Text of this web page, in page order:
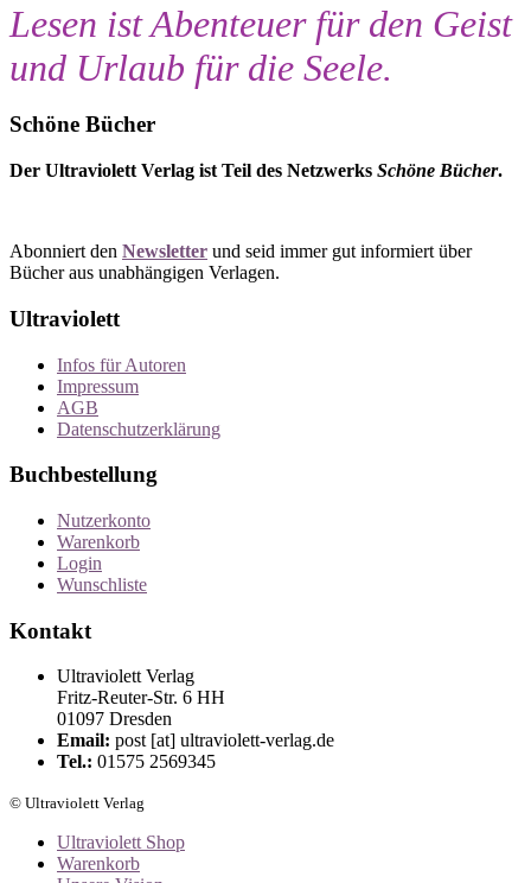
Lesen ist Abenteuer für den Geist
und Urlaub für die Seele.
Schöne Bücher
Der Ultraviolett Verlag ist Teil des Netzwerks Schöne Bücher.
Abonniert den Newsletter und seid immer gut informiert über
Bücher aus unabhängigen Verlagen.
Ultraviolett
Infos für Autoren
Impressum
AGB
Datenschutzerklärung
Buchbestellung
Nutzerkonto
Warenkorb
Login
Wunschliste
Kontakt
Ultraviolett Verlag
Fritz-Reuter-Str. 6 HH
01097 Dresden
Email: post [at] ultraviolett-verlag.de
Tel.: 01575 2569345
© Ultraviolett Verlag
Ultraviolett Shop
Warenkorb